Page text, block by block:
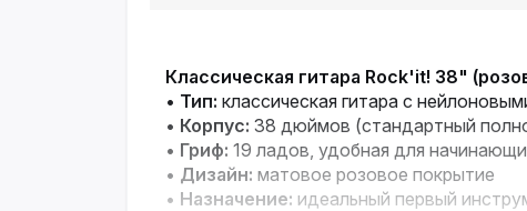
Классическая гитара Rock'it! 38"
• Тип: классическая гитара с
• Корпус: 38 дюймов (стандартный
• Гриф: 19 ладов, удобная для
• Дизайн: матовое розовое покрытие
• Назначение: идеальный первый